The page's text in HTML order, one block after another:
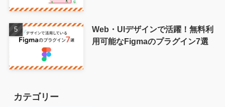
Web・UIデザインで活躍！無料利
用可能なFigmaのプラグイン7選
カテゴリー